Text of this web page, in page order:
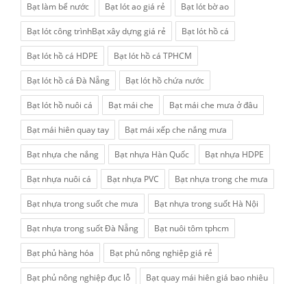
Bạt làm bể nước Bạt lót ao giá rẻ Bạt lót bờ ao
Bạt lót công trìnhBạt xây dựng giá rẻ Bạt lót hồ cá
Bạt lót hồ cá HDPE Bạt lót hồ cá TPHCM
Bạt lót hồ cá Đà Nẵng Bạt lót hồ chứa nước
Bạt lót hồ nuôi cá Bạt mái che Bạt mái che mưa ở đâu
Bạt mái hiên quay tay Bạt mái xếp che nắng mưa
Bạt nhựa che nắng Bạt nhựa Hàn Quốc Bạt nhựa HDPE
Bạt nhựa nuôi cá Bạt nhựa PVC Bạt nhựa trong che mưa
Bạt nhựa trong suốt che mưa Bạt nhựa trong suốt Hà Nội
Bạt nhựa trong suốt Đà Nẵng Bạt nuôi tôm tphcm
Bạt phủ hàng hóa Bạt phủ nông nghiệp giá rẻ
Bạt phủ nông nghiệp đục lỗ Bạt quay mái hiên giá bao nhiêu